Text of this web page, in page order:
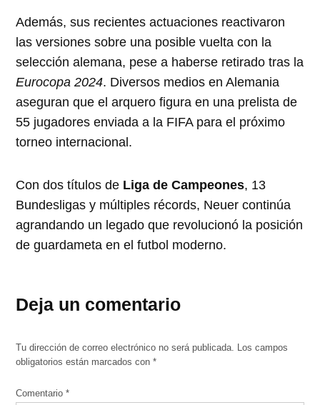
Además, sus recientes actuaciones reactivaron
las versiones sobre una posible vuelta con la
selección alemana, pese a haberse retirado tras la
Eurocopa 2024. Diversos medios en Alemania
aseguran que el arquero figura en una prelista de
55 jugadores enviada a la FIFA para el próximo
torneo internacional.
Con dos títulos de Liga de Campeones, 13
Bundesligas y múltiples récords, Neuer continúa
agrandando un legado que revolucionó la posición
de guardameta en el futbol moderno.
Deja un comentario
Tu dirección de correo electrónico no será publicada. Los campos
obligatorios están marcados con*
Comentario*